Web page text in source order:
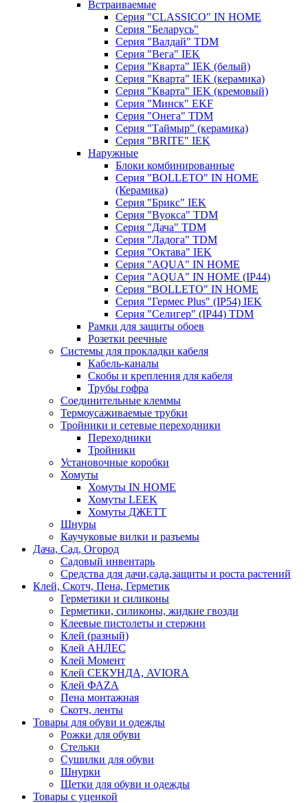
Встраиваемые
Серия "CLASSICO" IN HOME
Серия "Беларусь"
Серия "Валдай" TDM
Серия "Вега" IEK
Серия "Кварта" IEK (белый)
Серия "Кварта" IEK (керамика)
Серия "Кварта" IEK (кремовый)
Серия "Минск" EKF
Серия "Онега" TDM
Серия "Таймыр" (керамика)
Серия "BRITE" IEK
Наружные
Блоки комбинированные
Серия "BОLLETO" IN HOME
(Керамика)
Серия "Брикс" IEK
Серия "Вуокса" TDM
Серия "Дача" TDM
Серия "Ладога" TDM
Серия "Октава" IEK
Серия "AQUA" IN HOME
Серия "AQUA" IN HOME (IP44)
Серия "BОLLETO" IN HOME
Серия "Гермес Plus" (IP54) IEK
Серия "Селигер" (IP44) TDM
Рамки для защиты обоев
Розетки реечные
Системы для прокладки кабеля
Кабель-каналы
Скобы и крепления для кабеля
Трубы гофра
Соединительные клеммы
Термоусаживаемые трубки
Тройники и сетевые переходники
Переходники
Тройники
Установочные коробки
Хомуты
Хомуты IN HOME
Хомуты LEEK
Хомуты ДЖЕТТ
Шнуры
Каучуковые вилки и разъемы
Дача, Сад, Огород
Садовый инвентарь
Средства для дачи,сада,защиты и роста растений
Клей, Скотч, Пена, Герметик
Герметики и силиконы
Герметики, силиконы, жидкие гвозди
Клеевые пистолеты и стержни
Клей (разный)
Клей АНЛЕС
Клей Момент
Клей СЕКУНДА, AVIORA
Клей ФАZА
Пена монтажная
Скотч, ленты
Товары для обуви и одежды
Рожки для обуви
Стельки
Сушилки для обуви
Шнурки
Щетки для обуви и одежды
Товары с уценкой